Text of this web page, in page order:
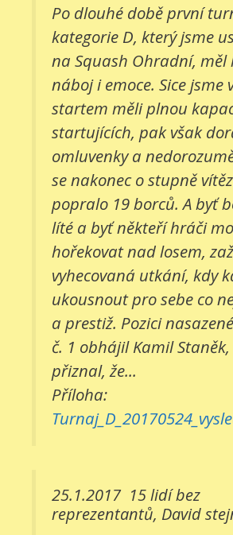
Po dlouhé době první
kategorie D, který jsme
na Squash Ohradní, měl
náboj i emoce. Sice jsme
startem měli plnou
startujících, pak však
omluvenky a
se nakonec o stupně
popralo 19 borců. A byť
líté a byť někteří hráči
hořekovat nad losem,
vyhecovaná utkání, kdy
ukousnout pro sebe co
a prestiž. Pozici
č. 1 obhájil Kamil
přiznal, že...
Příloha:
25.1.2017 15 lidí bez
reprezentantů, David